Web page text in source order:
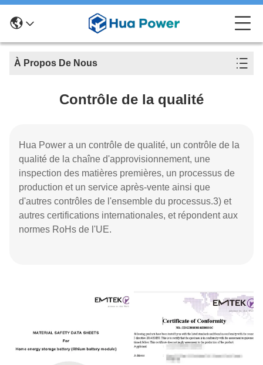
À Propos De Nous
Contrôle de la qualité
Hua Power a un contrôle de qualité, un contrôle de la
qualité de la chaîne d'approvisionnement, une
inspection des matières premières, un processus de
production et un service après-vente ainsi que
d'autres contrôles de l'ensemble du processus.3) et
autres certifications internationales, et répondent aux
normes RoHs de l'UE.